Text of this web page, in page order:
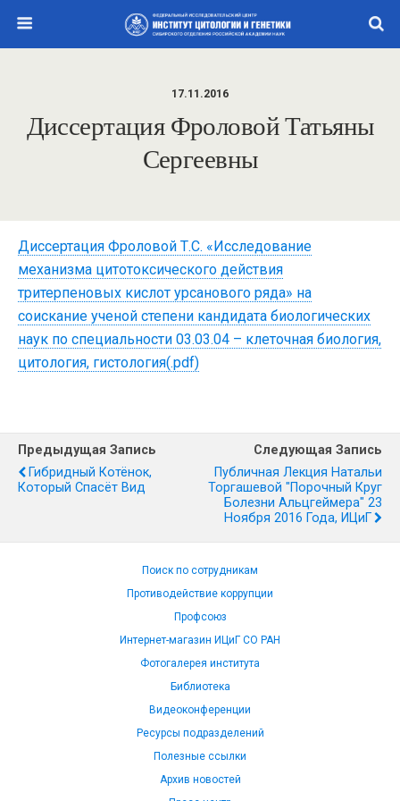
17.11.2016
Диссертация Фроловой Татьяны
Сергеевны
Диссертация Фроловой Т.С. «Исследование
механизма цитотоксического действия
тритерпеновых кислот урсанового ряда» на
соискание ученой степени кандидата биологических
наук по специальности 03.03.04 – клеточная биология,
цитология, гистология(.pdf)
Предыдущая Запись
Гибридный Котёнок,
Который Спасёт Вид
Следующая Запись
Публичная Лекция Натальи
Торгашевой "Порочный Круг
Болезни Альцгеймера" 23
Ноября 2016 Года, ИЦиГ
Поиск по сотрудникам
Противодействие коррупции
Профсоюз
Интернет-магазин ИЦиГ СО РАН
Фотогалерея института
Библиотека
Видеоконференции
Ресурсы подразделений
Полезные ссылки
Архив новостей